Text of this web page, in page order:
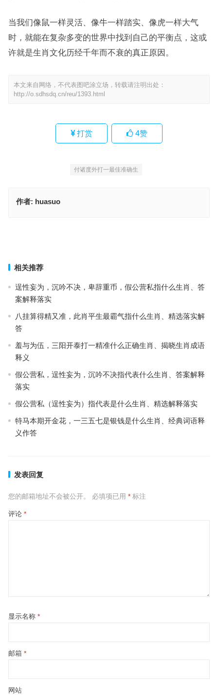
当我们像鼠一样灵活、像牛一样踏实、像虎一样大气
时，就能在复杂多变的世界中找到自己的平衡点，这或
许就是生肖文化历经千年而不衰的真正原因。
本文来自网络，不代表图吧涂立场，转载请注明出处：
http://o.sdhsdq.cn/reu/1393.html
打赏 4赞
付诸度外打一最佳准确生
作者: huasuo
相关推荐
逞性妄为，沉吟不决，卑辞重币，假公营私指什么生肖、答
案解释落实
八挂算得精又准，此肖平生最霸气指什么生肖、精选落实解
答
羞与为伍，三阳开泰打一精准什么正确生肖、揭晓生肖成语
释义
假公营私，逞性妄为，沉吟不决指代表什么生肖、答案解释
落实
假公营私（逞性妄为）指代表是什么生肖、精选解释落实
特马本期开金花，一三五七是银钱是什么生肖、经典词语释
义作答
发表回复
您的邮箱地址不会被公开。 必填项已用 *标注
评论 *
显示名称 *
邮箱 *
网站